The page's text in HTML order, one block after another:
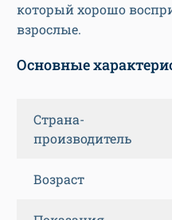
который хорошо
взрослые.
Основные
Страна-
производитель
Возраст